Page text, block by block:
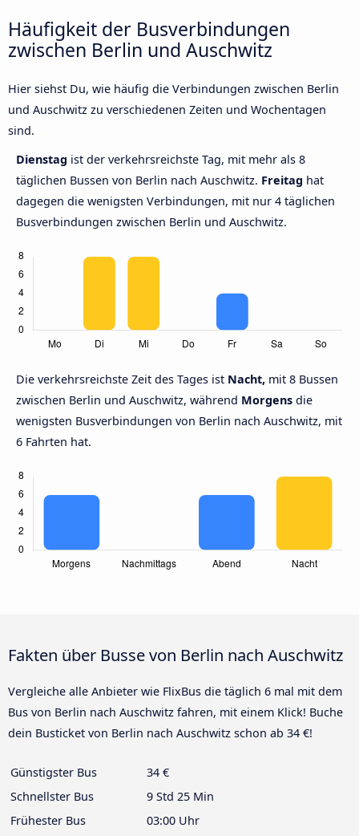
Häufigkeit der Busverbindungen
zwischen Berlin und Auschwitz
Hier siehst Du, wie häufig die Verbindungen zwischen Berlin
und Auschwitz zu verschiedenen Zeiten und Wochentagen
sind.
Dienstag ist der verkehrsreichste Tag, mit mehr als 8
täglichen Bussen von Berlin nach Auschwitz. Freitag hat
dagegen die wenigsten Verbindungen, mit nur 4 täglichen
Busverbindungen zwischen Berlin und Auschwitz.
Die verkehrsreichste Zeit des Tages ist Nacht, mit 8 Bussen
zwischen Berlin und Auschwitz, während Morgens die
wenigsten Busverbindungen von Berlin nach Auschwitz, mit
6 Fahrten hat.
Fakten über Busse von Berlin nach Auschwitz
Vergleiche alle Anbieter wie FlixBus die täglich 6 mal mit dem
Bus von Berlin nach Auschwitz fahren, mit einem Klick! Buche
dein Busticket von Berlin nach Auschwitz schon ab 34 €!
Günstigster Bus
34 €
Schnellster Bus
9 Std 25 Min
Frühester Bus
03:00 Uhr